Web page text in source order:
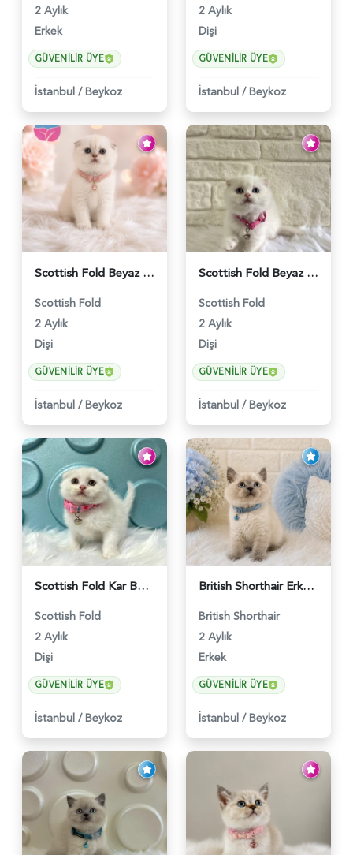
2 Aylık
Erkek
GÜVENILIR ÜYE
İstanbul / Beykoz
2 Aylık
Dişi
GÜVENILIR ÜYE
İstanbul / Beykoz
Scottish Fold Beyaz Güzellik 2 Aylık - 4690
Scottish Fold
2 Aylık
Dişi
GÜVENILIR ÜYE
İstanbul / Beykoz
Scottish Fold Beyaz Dişi Baby Face 2 Aylık - 3704
Scottish Fold
2 Aylık
Dişi
GÜVENILIR ÜYE
İstanbul / Beykoz
Scottish Fold Kar Beyazı Dişi 2 Aylık - 2980
Scottish Fold
2 Aylık
Dişi
GÜVENILIR ÜYE
İstanbul / Beykoz
British Shorthair Erkek Bluepoint 2 Aylık - 4448
British Shorthair
2 Aylık
Erkek
GÜVENILIR ÜYE
İstanbul / Beykoz